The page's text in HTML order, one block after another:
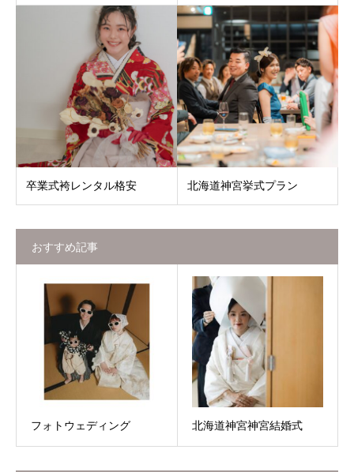
卒業式袴レンタル格安 北海道神宮挙式プラン
おすすめ記事
フォトウェディング 北海道神宮神宮結婚式